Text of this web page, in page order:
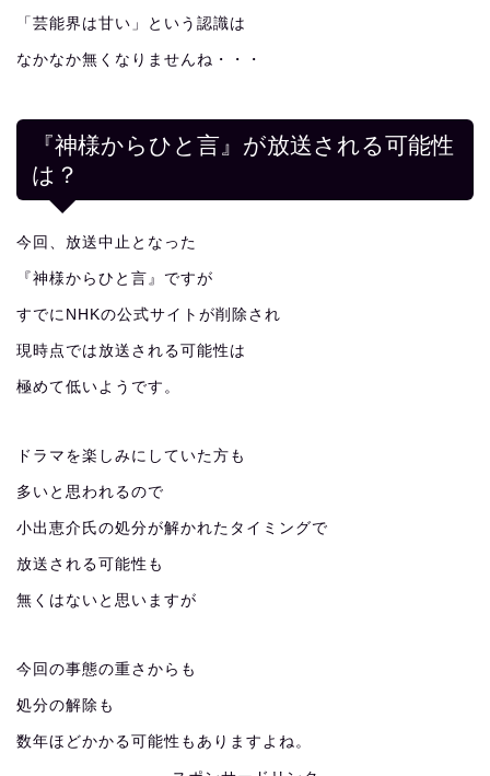
「芸能界は甘い」という認識は
なかなか無くなりませんね・・・
『神様からひと言』が放送される可能性
は？
今回、放送中止となった
『神様からひと言』ですが
すでにNHKの公式サイトが削除され
現時点では放送される可能性は
極めて低いようです。
ドラマを楽しみにしていた方も
多いと思われるので
小出恵介氏の処分が解かれたタイミングで
放送される可能性も
無くはないと思いますが
今回の事態の重さからも
処分の解除も
数年ほどかかる可能性もありますよね。